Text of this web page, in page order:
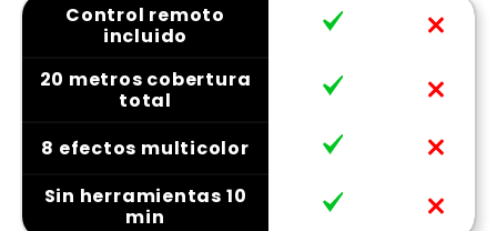
Control remoto
incluido
20 metros cobertura
total
8 efectos multicolor
Sin herramientas 10
min